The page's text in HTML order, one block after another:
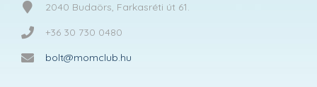
2040 Budaörs, Farkasréti út 61.
+36 30 730 0480
bolt@momclub.hu